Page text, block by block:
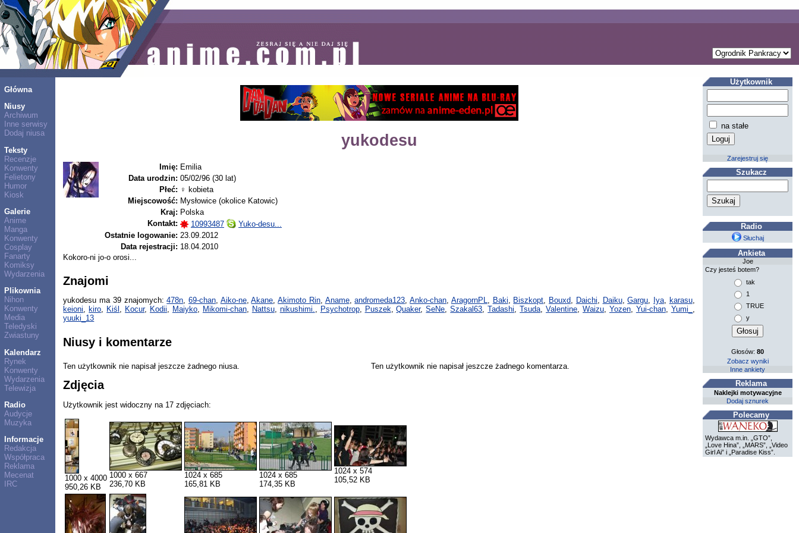
Główna
Niusy
Archiwum
Inne serwisy
Dodaj niusa
Teksty
Recenzje
Konwenty
Felietony
Humor
Kiosk
Galerie
Anime
Manga
Konwenty
Cosplay
Fanarty
Komiksy
Wydarzenia
Plikownia
Nihon
Konwenty
Media
Teledyski
Zwiastuny
Kalendarz
Rynek
Konwenty
Wydarzenia
Telewizja
Radio
Audycje
Muzyka
Informacje
Redakcja
Współpraca
Reklama
Mecenat
IRC
yukodesu
Imię: Emilia
Data urodzin: 05/02/96 (30 lat)
Płeć: ♀ kobieta
Miejscowość: Mysłowice (okolice Katowic)
Kraj: Polska
Kontakt:
10993487
Yuko-desu...
Ostatnie logowanie: 23.09.2012
Data rejestracji: 18.04.2010
Kokoro-ni jo-o orosi...
Znajomi
yukodesu ma 39 znajomych:478n, 69-chan, Aiko-ne,Akane,Akimoto Rin, Aname,andromeda123,Anko-chan, AragornPL, Baki, Biszkopt, Bouxd, Daichi, Daiku,Gargu, Iya, karasu,
keioni, kiro, Kiśl , Kocur, Kodii, Maiyko, Mikomi-chan, Nattsu, nikushimi., Psychotrop, Puszek,Quaker,SeNe,Szakal63,Tadashi,Tsuda,Valentine, Waizu, Yozen, Yui-chan, Yumi_ ,
yuuki_13
Niusy i komentarze
Ten użytkownik nie napisał jeszcze żadnego niusa. Ten użytkownik nie napisał jeszcze żadnego komentarza.
Zdjęcia
Użytkownik jest widoczny na 17 zdjęciach:
1000 x 4000
950,26 KB
1000 x 667
236,70 KB
1024 x 685
165,81 KB
1024 x 685
174,35 KB
1024 x 574
105,52 KB
Użytkownik
na stałe
Zarejestruj się
Szukacz
Radio
Słuchaj
Ankieta
Joe
Czy jesteś botem?
tak
1
TRUE
y
Głosów:80
Zobacz wyniki
Inne ankiety
Reklama
Naklejki motywacyjne
Dodaj sznurek
Polecamy
Wydawca m.in. „GTO”,
„Love Hina”, „MARS”, „Video
Girl Ai” i „Paradise Kiss”.